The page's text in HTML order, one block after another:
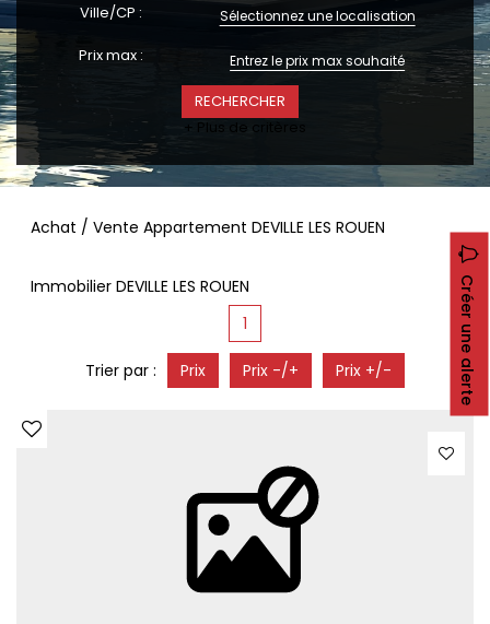
CONTACT
RECRUTEMENT
SERVICES
Actualités
Le palmarès de l'entreprise
Ville/CP : Sélectionnez une localisation
Prix max :
+ Plus de critères
Achat / Vente Appartement DEVILLE LES ROUEN
Immobilier DEVILLE LES ROUEN Créer une alerte
1
Trier par : Prix Prix -/+ Prix +/-